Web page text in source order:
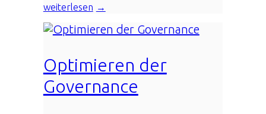
weiterlesen
Optimieren der
Governance